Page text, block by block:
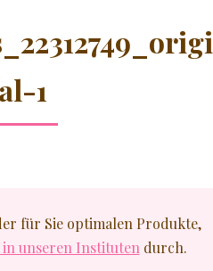
1
für Sie optimalen Produkte,
unseren Instituten durch.